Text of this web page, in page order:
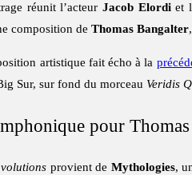
réunit l’acteur Jacob Elordiet
composition de Thomas Bangalter
artistique fait écho à la
Sur, sur fond du morceau Veridis
pour
provient de Mythologies,